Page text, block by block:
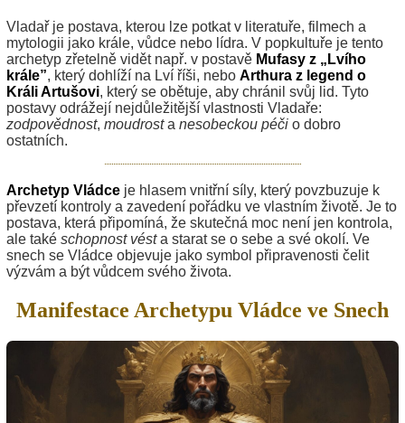
Vladař je postava, kterou lze potkat v literatuře, filmech a
mytologii jako krále, vůdce nebo lídra. V popkultuře je tento
archetyp zřetelně vidět např. v postavě Mufasy z „Lvího
krále”, který dohlíží na Lví říši, nebo Arthura z legend o
Králi Artušovi, který se obětuje, aby chránil svůj lid. Tyto
postavy odrážejí nejdůležitější vlastnosti Vladaře:
zodpovědnost, moudrosta nesobeckou péči o dobro
ostatních.
Archetyp Vládce je hlasem vnitřní síly, který povzbuzuje k
převzetí kontroly a zavedení pořádku ve vlastním životě. Je to
postava, která připomíná, že skutečná moc není jen kontrola,
ale také schopnost vésta starat se o sebe a své okolí. Ve
snech se Vládce objevuje jako symbol připravenosti čelit
výzvám a být vůdcem svého života.
Manifestace Archetypu Vládce ve Snech